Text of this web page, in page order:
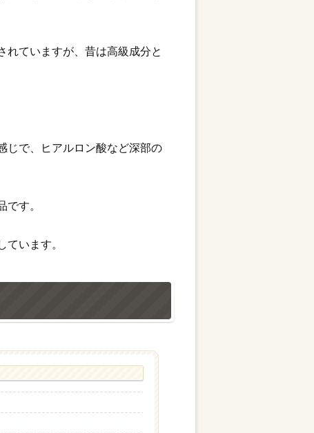
れていますが、昔は高級成分と
じで、ヒアルロン酸など深部の
す。
います。